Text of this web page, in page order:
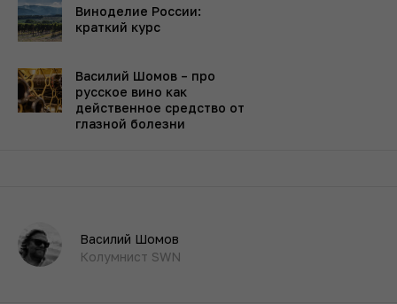
Виноделие России:
краткий курс
Василий Шомов – про
русское вино как
действенное средство от
глазной болезни
Василий Шомов
Колумнист SWN